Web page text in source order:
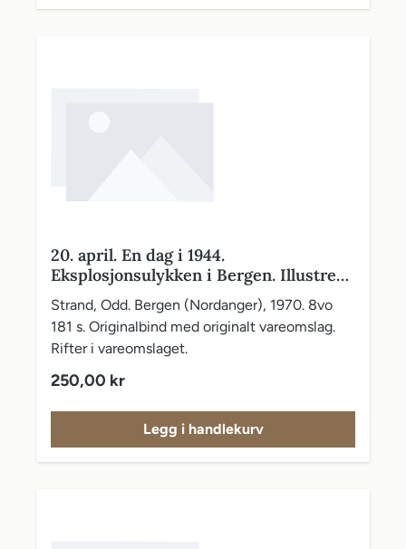
20. april. En dag i 1944.
Eksplosjonsulykken i Bergen. Illustrert
med 72 sider fotografier og andre
bilder - 8 sider er fargefotografier, kart
Strand, Odd. Bergen (Nordanger), 1970. 8vo
181 s. Originalbind med originalt vareomslag.
Rifter i vareomslaget.
Vanlig pris:
250,00 kr
Legg i handlekurv